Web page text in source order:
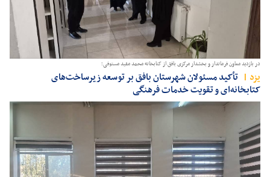
در بازدید معاون فرماندار و بخشدار مرکزی بافق از کتابخانه محمد مفید مستوفی؛
يزد
تأکید مسئولان شهرستان بافق بر توسعه زیرساخت‌های
کتابخانه‌ای و تقویت خدمات فرهنگی